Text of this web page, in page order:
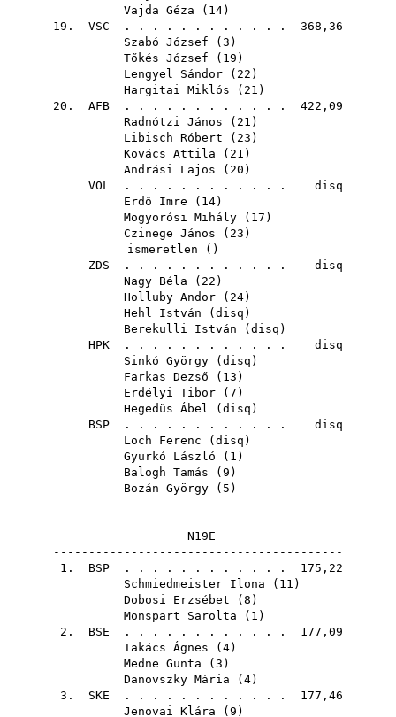
Vajda Géza ( 14)
19. VSC . . . . . . . . . . . . 368,36
Szabó József ( 3 )
Tőkés József ( 19 )
Lengyel Sándor ( 22 )
Hargitai Miklós ( 21 )
20. AFB . . . . . . . . . . . . 422,09
Radnótzi János ( 21 )
Libisch Róbert ( 23 )
Kovács Attila ( 21 )
Andrási Lajos ( 20 )
VOL . . . . . . . . . . . . disq
Erdő Imre ( 14)
Mogyorósi Mihály ( 17 )
Czinege János ( 23 )
ismeretlen ()
ZDS . . . . . . . . . . . . disq
Nagy Béla ( 22 )
Holluby Andor ( 24)
Hehl István ( disq )
Berekulli István ( disq )
HPK . . . . . . . . . . . . disq
Sinkó György ( disq )
Farkas Dezső ( 13 )
Erdélyi Tibor ( 7 )
Hegedüs Ábel ( disq )
BSP . . . . . . . . . . . . disq
Loch Ferenc ( disq )
Gyurkó László ( 1 )
Balogh Tamás ( 9 )
Bozán György ( 5 )
N19E
-----------------------------------------
1. BSP . . . . . . . . . . . . 175,22
Schmiedmeister Ilona ( 11 )
Dobosi Erzsébet ( 8 )
Monspart Sarolta ( 1 )
2. BSE . . . . . . . . . . . . 177,09
Takács Ágnes ( 4)
Medne Gunta ( 3 )
Danovszky Mária ( 4)
3. SKE . . . . . . . . . . . . 177,46
Jenovai Klára ( 9 )